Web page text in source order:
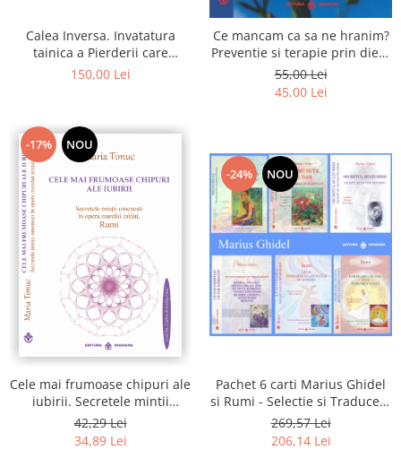
Calea Inversa. Invatatura
tainica a Pierderii care
vindeca sufletul - Cum
150,00 Lei
Ce mancam ca sa ne hranim?
Preventie si terapie prin dieta
in bolile cardiovasculare si in
diabetul zaharat
55,00 Lei
45,00 Lei
-17% NOU
Cele mai frumoase chipuri ale
iubirii. Secretele mintii
omenesti in opera marelui
initiat, Rumi
42,29 Lei
34,89 Lei
-24% NOU
Pachet 6 carti Marius Ghidel
si Rumi - Selectie si Traducere
de Marius Ghidel
269,57 Lei
206,14 Lei